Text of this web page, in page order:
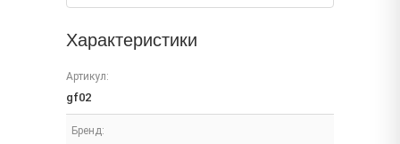
Характеристики
Артикул:
gf02
Бренд: